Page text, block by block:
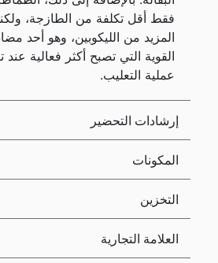
فقط أقل تكلفة من الطازجة،
المزيد من الليكوبين، وهو أحد
القوية التي تصبح أكثر فعالية عند
عملية التعليب.
إرشادات التحضير
المكونات
التخزين
العلامة التجارية